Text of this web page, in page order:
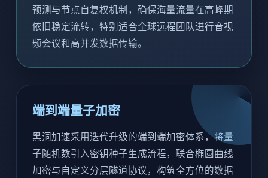
预测与节点自复权机制，确保海量流量在高峰期
依旧稳定流转，特别适合全球远程团队进行音视
频会议和高并发数据传输。
端到端量子加密
黑洞加速采用迭代升级的端到端加密体系，将量
子随机数引入密钥种子生成流程，联合椭圆曲线
加密与自定义分层隧道协议，构筑全方位的数据